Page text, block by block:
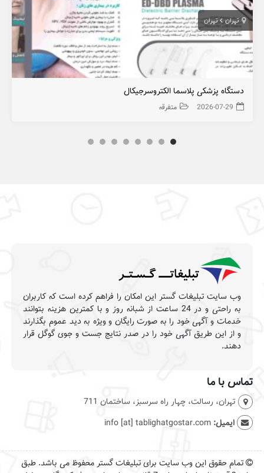
تهران تهران
دستگاه پزشکی پلاسما الکتروسرجیکال
2026-07-29 متفرقه
وب سایت تبلیغات گستر این امکان را فراهم کرده است که کاربران
به راحتی و در 24 ساعت از شبانه روز و با کمترین هزینه بتوانند
خدمات و آگهی خود را به صورت رایگان و ویژه به دید عموم بگذارند
و از این طریق آگهی خود را در صدر نتایج جست و جوی گوگل قرار
دهند.
تماس با ما
تهران، رسالت، چهار راه سرسبز، ساختمان 711
ایمیل:info [at] tablighatgostar.com
تمام حقوق این وب سایت برای تبلیغات گستر محفوظ می باشد. طبق